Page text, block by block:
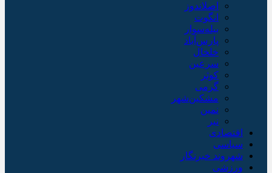
اصلاندوز
انگوت
بیله‌سوار
پارس‌آباد
خلخال
سرعین
کوثر
گرمی
مشکین‌شهر
نمین
نیر
اقتصادی
سیاسی
شهروند خبرنگار
ورزشی